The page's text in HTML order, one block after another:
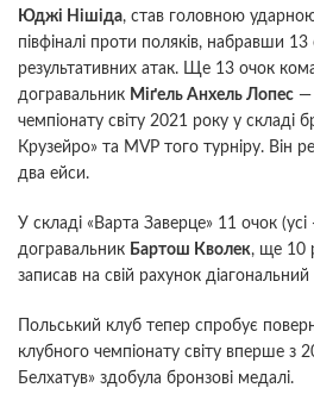
Юджі Нішіда, став головною
півфіналі проти поляків, набравши 13
результативних атак. Ще 13 очок
догравальник Міґель Анхель Лопес —
чемпіонату світу 2021 року у складі
Крузейро» та MVP того турніру. Він
два ейси.
У складі «Варта Заверце» 11 очок
догравальник Бартош Кволек, ще 10
записав на свій рахунок діагональний
Польський клуб тепер спробує
клубного чемпіонату світу вперше з
Белхатув» здобула бронзові медалі.